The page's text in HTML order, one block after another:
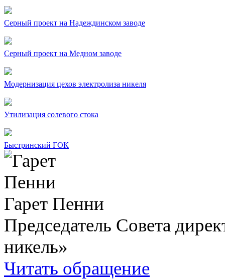
Серный проект на Надеждинском заводе
Серный проект на Медном заводе
Модернизация цехов электролиза никеля
Утилизация солевого стока
Быстринский ГОК
Гарет Пенни
Председатель Совета
никель»
Читать обращение